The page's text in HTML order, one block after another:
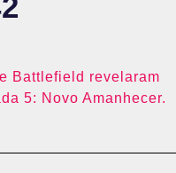
Battlefield revelaram
5: Novo Amanhecer.